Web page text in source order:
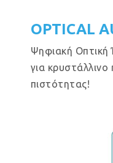
OPTICAL
Ψηφιακή
για
πιστότητας!